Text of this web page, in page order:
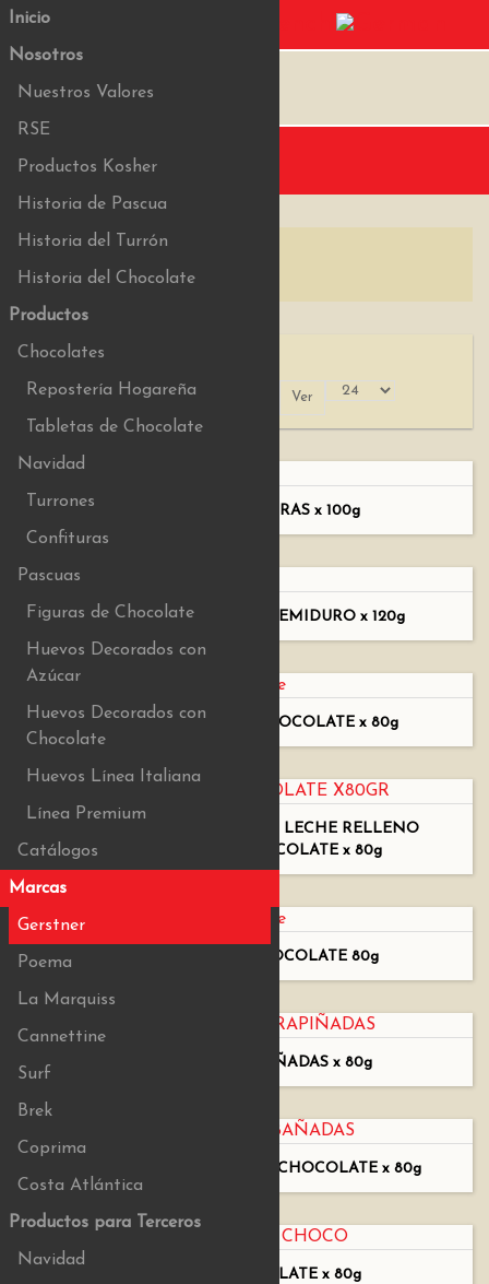
Menu
Ordenar por Ordenar +/- Ver
TURRÓN DE ALMENDRAS x 100g
TURRÓN DE ALMENDRAS SEMIDURO x 120g
CEREAL BAÑADO CON CHOCOLATE x 80g
HUEVO DE CHOCOLATE CON LECHE RELLENO
CON LENTEJAS DE CHOCOLATE x 80g
PASAS DE UVA CON CHOCOLATE 80g
ALMENDRAS GARRAPIÑADAS x 80g
ALMENDRAS BAÑADAS CON CHOCOLATE x 80g
LENTEJAS DE CHOCOLATE x 80g
Inicio
Nosotros
Nuestros Valores
RSE
Productos Kosher
Historia de Pascua
Historia del Turrón
Historia del Chocolate
Productos
Chocolates
Repostería Hogareña
Tabletas de Chocolate
Navidad
Turrones
Confituras
Pascuas
Figuras de Chocolate
Huevos Decorados con
Azúcar
Huevos Decorados con
Chocolate
Huevos Línea Italiana
Línea Premium
Catálogos
Marcas
Gerstner
Poema
La Marquiss
Cannettine
Surf
Brek
Coprima
Costa Atlántica
Productos para Terceros
Navidad